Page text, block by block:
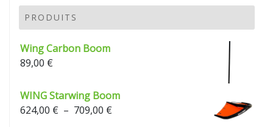
à
PRODUITS
Wing Carbon Boom
89,00 €
WING Starwing Boom
624,00 € – 709,00 €